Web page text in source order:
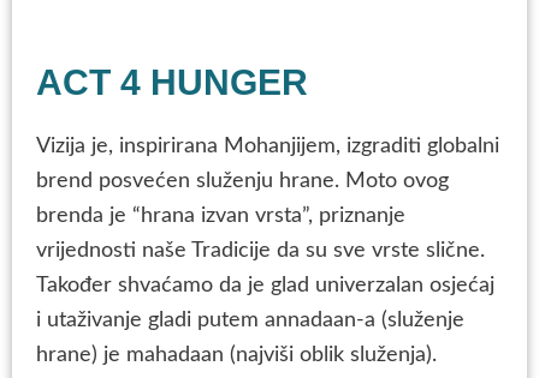
ACT 4 HUNGER
Vizija je, inspirirana Mohanjijem, izgraditi globalni
brend posvećen služenju hrane. Moto ovog
brenda je “hrana izvan vrsta”, priznanje
vrijednosti naše Tradicije da su sve vrste slične.
Također shvaćamo da je glad univerzalan osjećaj
i utaživanje gladi putem annadaan-a (služenje
hrane) je mahadaan (najviši oblik služenja).